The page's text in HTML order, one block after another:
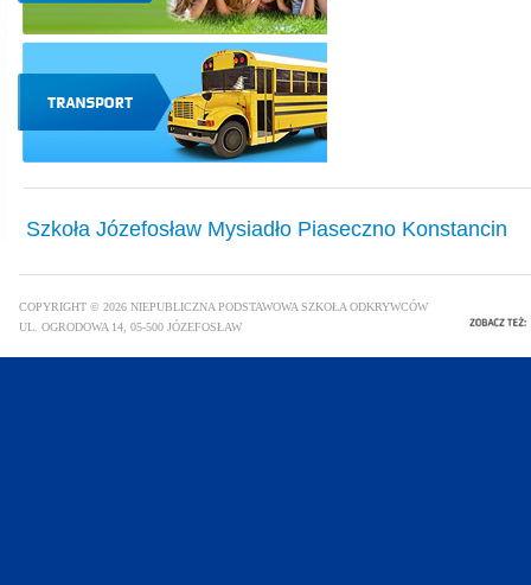
Szkoła Józefosław Mysiadło Piaseczno Konstancin
COPYRIGHT © 2026 NIEPUBLICZNA PODSTAWOWA SZKOŁA ODKRYWCÓW
UL. OGRODOWA 14, 05-500 JÓZEFOSŁAW